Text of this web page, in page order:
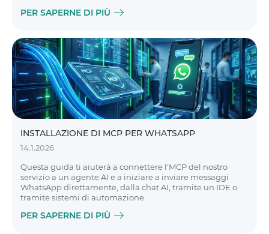
PER SAPERNE DI PIÙ
INSTALLAZIONE DI MCP PER WHATSAPP
14.1.2026
Questa guida ti aiuterà a connettere l'MCP del nostro
servizio a un agente AI e a iniziare a inviare messaggi
WhatsApp direttamente, dalla chat AI, tramite un IDE o
tramite sistemi di automazione.
PER SAPERNE DI PIÙ